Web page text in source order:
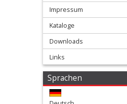
Kühlung
Protection
Lenker
Motor
Impressum
Kataloge
Downloads
Links
Sprachen